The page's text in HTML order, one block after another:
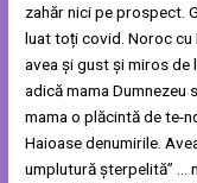
zahăr nici pe prospect.
luat toți covid. Noroc cu
avea și gust și miros de
adică mama Dumnezeu
mama o plăcintă de te-
Haioase denumirile.
umplutură șterpelită” …